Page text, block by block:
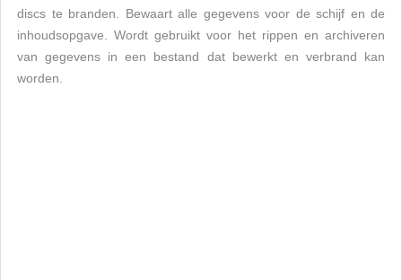
discs te branden. Bewaart alle gegevens voor de schijf en de
inhoudsopgave. Wordt gebruikt voor het rippen en archiveren
van gegevens in een bestand dat bewerkt en verbrand kan
worden.